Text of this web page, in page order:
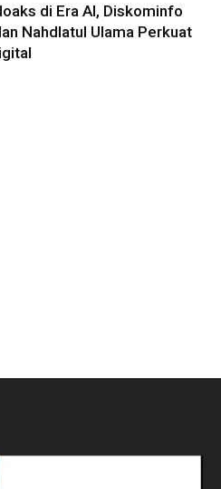
di Era AI, Diskominfo
Nahdlatul Ulama Perkuat